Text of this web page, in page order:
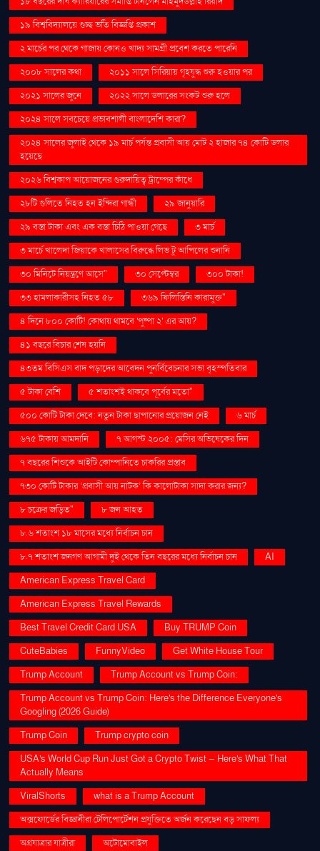
১৯ বিশ্ববিদ্যালয়ে গুচ্ছ ভর্তি বিজ্ঞপ্তি প্রকাশ
২ মার্চের পর থেকে গাজায় কোনও খাদ্য সামগ্রী প্রবেশ করতে পারেনি
২০০৮ সালের কথা
২০১১ সালে সিরিয়ায় গৃহযুদ্ধ শুরু হওয়ার পর
২০২১ সালের জুনে
২০২২ সালে ডলারের সংকট শুরু হলে
২০২৪ সালে সবচেয়ে প্রভাবশালী বাংলাদেশি কারা?
২০২৪ সালের জুলাই থেকে ১৯ মার্চ পর্যন্ত প্রবাসী আয় মোট ২ হাজার ৭৪ কোটি ডলার
হয়েছে
২০২৬ বিশ্বকাপ আয়োজনের গুরুদায়িত্ব ট্রাম্পের কাঁধে
২৮টি গুলিতে নিহত হন ইন্দিরা গান্ধী
২৯ জানুয়ারি
২৯ বস্তা টাকা এবং এক বস্তা চিঠি পাওয়া গেছে
৩ মার্চ
৩ মার্চে খালেদা জিয়াকে খালাসের বিরুদ্ধে লিভ টু আপিলের শুনানি
৩০ মিনিটে নিয়ন্ত্রণে আসে"
৩০ সেপ্টেম্বর
৩০০ টাকা!
৩৩ হামলাকারীসহ নিহত ৫৮
৩৬৯ ফিলিস্তিনি কারামুক্ত"
৪ দিনে ৮০০ কোটি! কোথায় থামবে 'পুষ্পা ২' এর আয়?
৪১ বছরে বিচার শেষ হয়নি
৪৩তম বিসিএস বাদ পড়াদের আবেদন পুনর্বিবেচনার সভা বৃহস্পতিবার
৫ টাকা বেশি
৫ শতাংশই থাকবে পূর্বের মতো"
৫০০ কোটি টাকা দেবে: নতুন টাকা ছাপানোর প্রয়োজন নেই
৬ মার্চ
৬৭৫ টাকায় আমদানি
৭ আগস্ট ২০০৫: মেসির অভিষেকের দিন
৭ বছরের শিশুকে আইটি কোম্পানিতে চাকরির প্রস্তাব
৭৩০ কোটি টাকার ‘প্রবাসী আয় নাটক’ কি কালোটাকা সাদা করার জন্য?
৮ চক্রের জড়িত"
৮ জন আহত
৮.৬ শতাংশ ১৮ মাসের মধ্যে নির্বাচন চান
৮.৭ শতাংশ জনগণ আগামী দুই থেকে তিন বছরের মধ্যে নির্বাচন চান
AI
American Express Travel Card
American Express Travel Rewards
Best Travel Credit Card USA
Buy TRUMP Coin
CuteBabies
FunnyVideo
Get White House Tour
Trump Account
Trump Account vs Trump Coin:
Trump Account vs Trump Coin: Here's the Difference Everyone's
Googling (2026 Guide)
Trump Coin
Trump crypto coin
USA's World Cup Run Just Got a Crypto Twist — Here's What That
Actually Means
ViralShorts
what is a Trump Account
অক্সফোর্ডের বিজ্ঞানীরা টেলিপোর্টেশন প্রযুক্তিতে অর্জন করেছেন বড় সাফল্য
অগ্রযাত্রার যাত্রীরা
অটোমোবাইল